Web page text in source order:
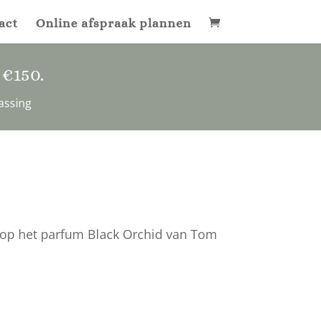
Online afspraak plannen
€150.
het parfum Black Orchid van Tom